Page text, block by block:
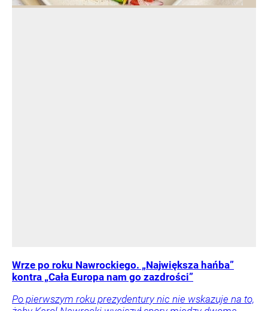
Wrze po roku Nawrockiego. „Największa hańba”
kontra „Cała Europa nam go zazdrości”
Po pierwszym roku prezydentury nic nie wskazuje na to,